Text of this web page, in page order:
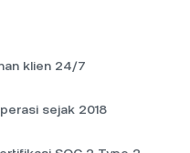
klien 24/7
sejak 2018